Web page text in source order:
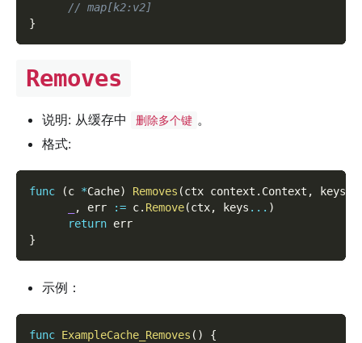
// map[k2:v2]
}
Removes
说明: 从缓存中 删除多个键 。
格式:
func (c *Cache) Removes (ctx context . Context , keys
, err := c. Remove(ctx, keys ... )
return err
}
示例：
func ExampleCache_Removes ( )
{